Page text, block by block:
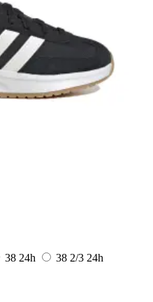
38 24h 38 2/3 24h